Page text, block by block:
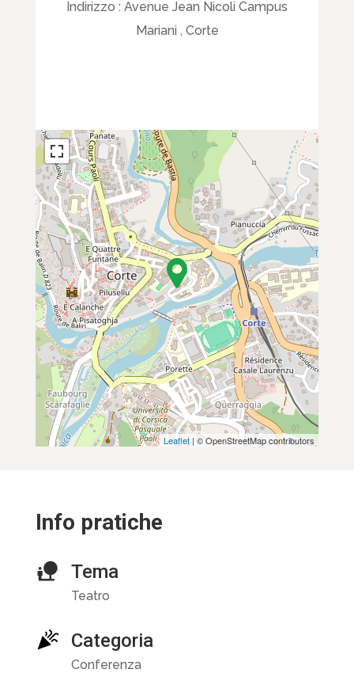
Indirizzo : Avenue Jean Nicoli Campus
Mariani , Corte
Leaflet | © OpenStreetMap contributors
Info pratiche
Tema
Teatro
Categoria
Conferenza